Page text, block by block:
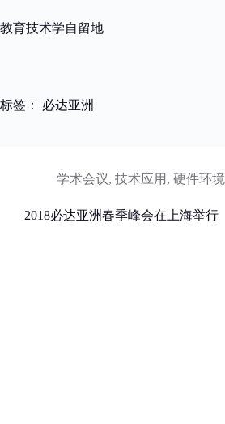
过
教育技术学自留地
标签： 必达亚洲
学术会议, 技术应用 , 硬件环境
2018必达亚洲春季峰会在上海举行